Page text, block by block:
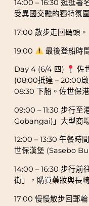
14:00 – 16:30 逛逛著
受異國交融的獨特氛
17:00 散步走回碼頭。
19:00 最後登船時
Day 4 (6/4 四)
佐
(08:00抵達 – 20:00
08:30 下船。佐世保
09:00 – 11:30 步行至
Gobangai)」大型商
12:00 – 13:30 午餐時
世保漢堡 (Sasebo
14:00 – 16:30 步行前
街」，購買藥妝與長
17:00 慢慢散步回郵